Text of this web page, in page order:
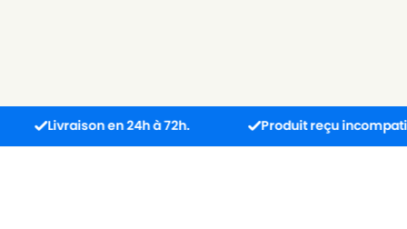
en 24h à 72h. Produit reçu incompatible ?